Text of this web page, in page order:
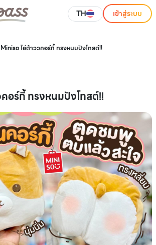
TH เข้าสู่ระบบ
Miniso ไอ่ต้าววคอร์กี้ ทรงหนมปังโทสต์!!
อร์กี้ ทรงหนมปังโทสต์!!